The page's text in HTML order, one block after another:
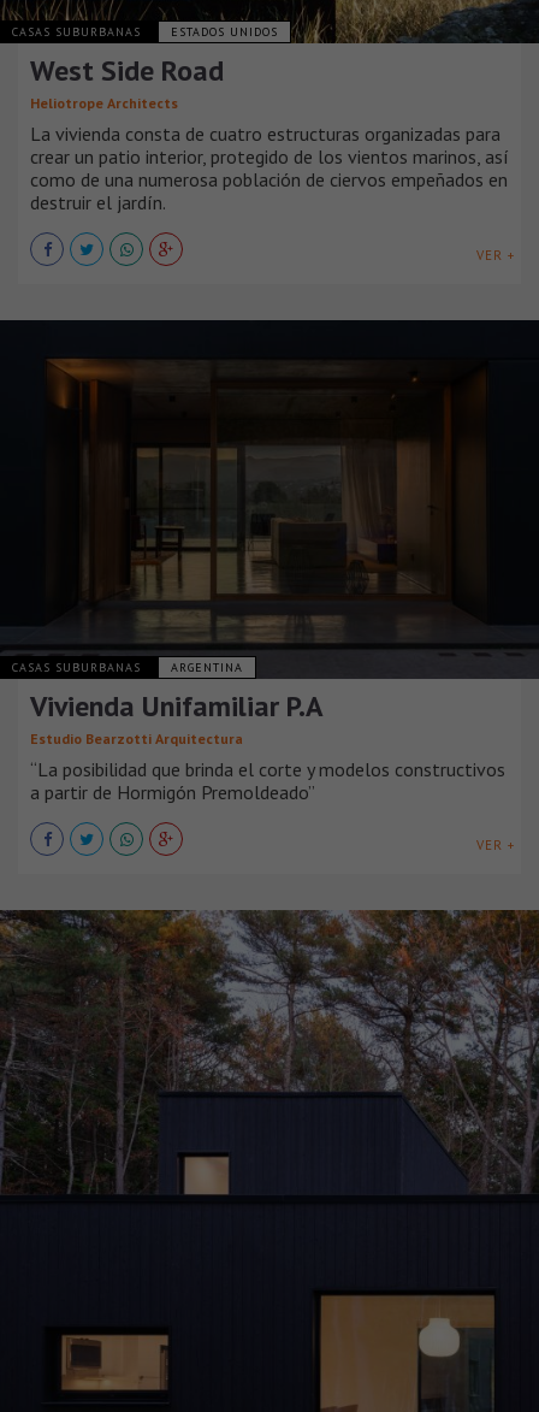
CASAS SUBURBANAS ESTADOS UNIDOS
West Side Road
Heliotrope Architects
La vivienda consta de cuatro estructuras organizadas para
crear un patio interior, protegido de los vientos marinos, así
como de una numerosa población de ciervos empeñados en
destruir el jardín.
VER +
CASAS SUBURBANAS ARGENTINA
Vivienda Unifamiliar P.A
Estudio Bearzotti Arquitectura
“La posibilidad que brinda el corte y modelos constructivos
a partir de Hormigón Premoldeado”
VER +